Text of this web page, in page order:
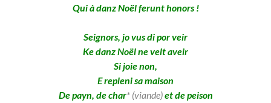
Qui à danz Noël ferunt honors !
Seignors, jo vus di por veir
Ke danz Noël ne velt aveir
Si joie non,
E repleni sa maison
De payn, de char* (viande)et de peison